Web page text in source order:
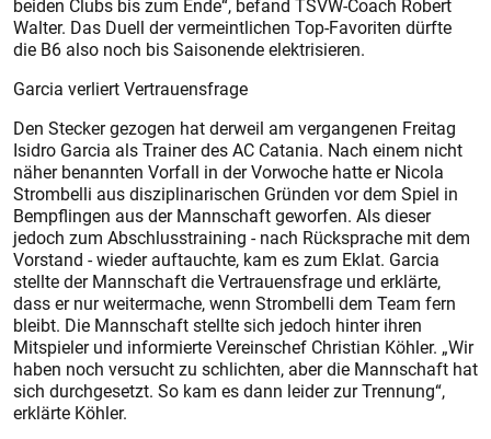
beiden Clubs bis zum Ende“, befand TSVW-Coach Robert
Walter. Das Duell der vermeintlichen Top-Favoriten dürfte
die B6 also noch bis Saisonende elektrisieren.
Garcia verliert Vertrauensfrage
Den Stecker gezogen hat derweil am vergangenen Freitag
Isidro Garcia als Trainer des AC Catania. Nach einem nicht
näher benannten Vorfall in der Vorwoche hatte er Nicola
Strombelli aus disziplinarischen Gründen vor dem Spiel in
Bempflingen aus der Mannschaft geworfen. Als dieser
jedoch zum Abschlusstraining - nach Rücksprache mit dem
Vorstand - wieder auftauchte, kam es zum Eklat. Garcia
stellte der Mannschaft die Vertrauensfrage und erklärte,
dass er nur weitermache, wenn Strombelli dem Team fern
bleibt. Die Mannschaft stellte sich jedoch hinter ihren
Mitspieler und informierte Vereinschef Christian Köhler. „Wir
haben noch versucht zu schlichten, aber die Mannschaft hat
sich durchgesetzt. So kam es dann leider zur Trennung“,
erklärte Köhler.